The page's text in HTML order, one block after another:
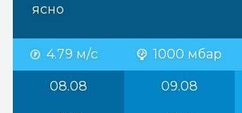
ясно
4.79 м/с 1000 мбар
08.08 09.08